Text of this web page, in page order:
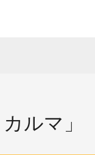
ルマ」